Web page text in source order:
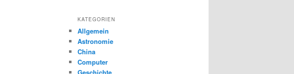
KATEGORIEN
Allgemein
Astronomie
China
Computer